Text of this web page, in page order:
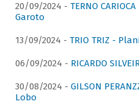
20/09/2024 - TERNO
Garoto
13/09/2024 - TRIO TRIZ -
06/09/2024 - RICARDO
30/08/2024 - GILSON
Lobo